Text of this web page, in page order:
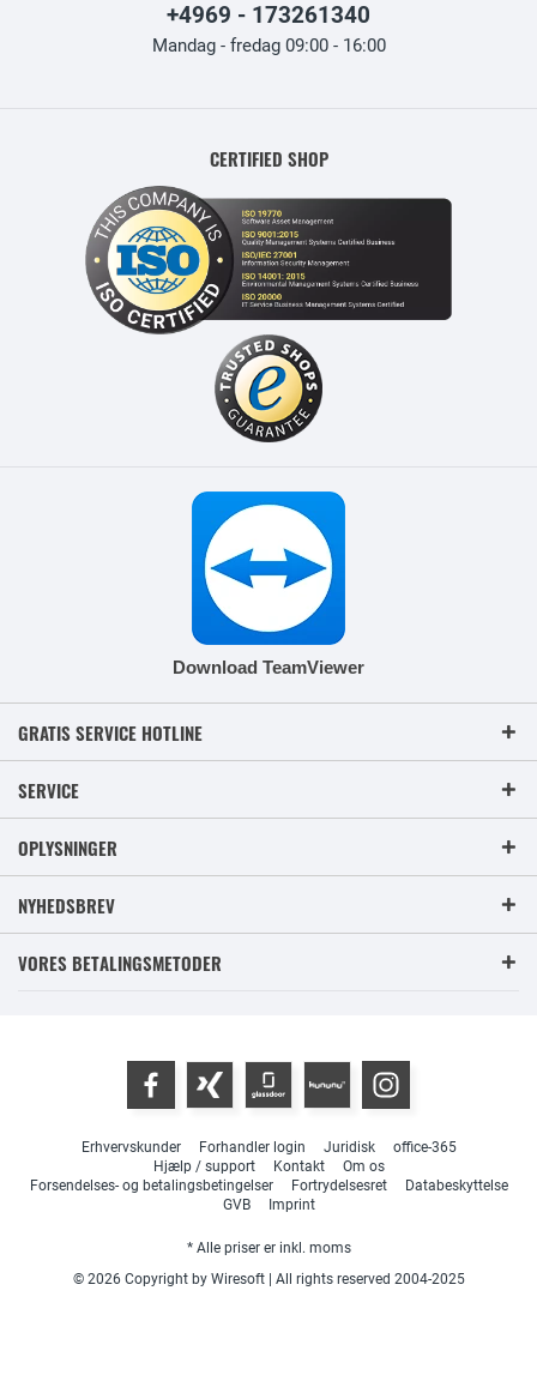
+4969 - 173261340
Mandag - fredag 09:00 - 16:00
CERTIFIED SHOP
Download TeamViewer
GRATIS SERVICE HOTLINE
SERVICE
OPLYSNINGER
NYHEDSBREV
VORES BETALINGSMETODER
Erhvervskunder Forhandler login Juridisk
office-365
Hjælp / support
Kontakt
Om os
Forsendelses- og betalingsbetingelser
Fortrydelsesret
Databeskyttelse
GVB
Imprint
* Alle priser er inkl. moms
© 2026 Copyright by Wiresoft | All rights reserved 2004-2025